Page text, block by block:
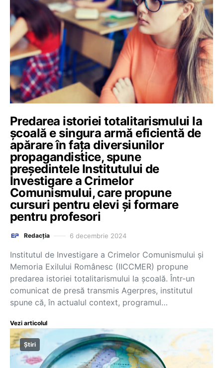
Predarea istoriei totalitarismului la
școală e singura armă eficientă de
apărare în faţa diversiunilor
propagandistice, spune
președintele Institutului de
Investigare a Crimelor
Comunismului, care propune
cursuri pentru elevi și formare
pentru profesori
Redacția 6 decembrie 2024
Institutul de Investigare a Crimelor Comunismului și
Memoria Exilului Românesc (IICCMER) propune
predarea istoriei totalitarismului la școală. Într-un
comunicat de presă transmis Agerpres, institutul
spune că, în actualul context, programul…
Vezi articolul
Știri